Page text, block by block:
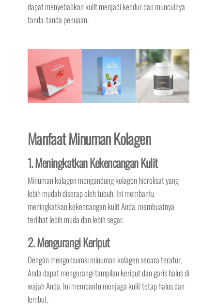
dapat menyebabkan kulit menjadi kendur dan munculnya
tanda-tanda penuaan.
Manfaat Minuman Kolagen
1. Meningkatkan Kekencangan Kulit
Minuman kolagen mengandung kolagen hidrolisat yang
lebih mudah diserap oleh tubuh. Ini membantu
meningkatkan kekencangan kulit Anda, membuatnya
terlihat lebih muda dan lebih segar.
2. Mengurangi Keriput
Dengan mengonsumsi minuman kolagen secara teratur,
Anda dapat mengurangi tampilan keriput dan garis halus di
wajah Anda. Ini membantu menjaga kulit tetap halus dan
lembut.